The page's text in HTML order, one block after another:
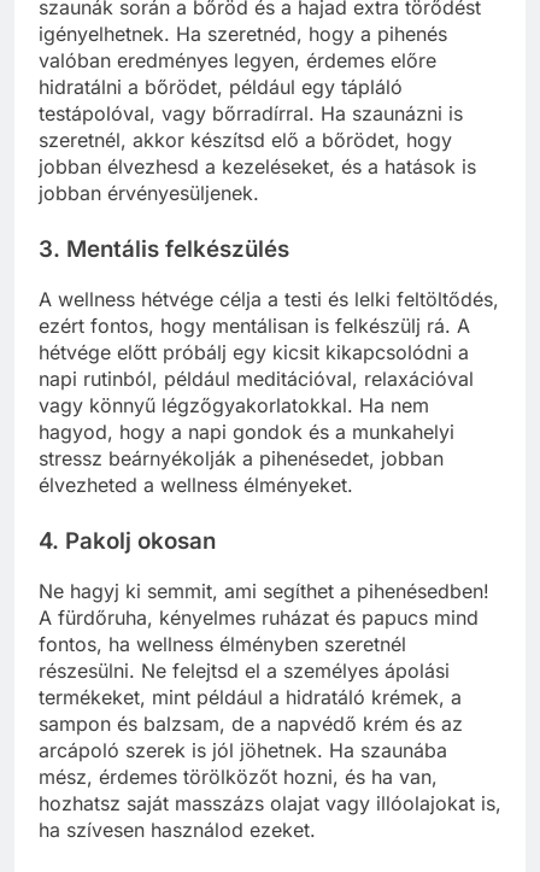
szaunák során a bőröd és a hajad extra törődést
igényelhetnek. Ha szeretnéd, hogy a pihenés
valóban eredményes legyen, érdemes előre
hidratálni a bőrödet, például egy tápláló
testápolóval, vagy bőrradírral. Ha szaunázni is
szeretnél, akkor készítsd elő a bőrödet, hogy
jobban élvezhesd a kezeléseket, és a hatások is
jobban érvényesüljenek.
3. Mentális felkészülés
A wellness hétvége célja a testi és lelki feltöltődés,
ezért fontos, hogy mentálisan is felkészülj rá. A
hétvége előtt próbálj egy kicsit kikapcsolódni a
napi rutinból, például meditációval, relaxációval
vagy könnyű légzőgyakorlatokkal. Ha nem
hagyod, hogy a napi gondok és a munkahelyi
stressz beárnyékolják a pihenésedet, jobban
élvezheted a wellness élményeket.
4. Pakolj okosan
Ne hagyj ki semmit, ami segíthet a pihenésedben!
A fürdőruha, kényelmes ruházat és papucs mind
fontos, ha wellness élményben szeretnél
részesülni. Ne felejtsd el a személyes ápolási
termékeket, mint például a hidratáló krémek, a
sampon és balzsam, de a napvédő krém és az
arcápoló szerek is jól jöhetnek. Ha szaunába
mész, érdemes törölközőt hozni, és ha van,
hozhatsz saját masszázs olajat vagy illóolajokat is,
ha szívesen használod ezeket.